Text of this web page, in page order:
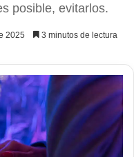
posible, evitarlos.
2025 3 minutos de lectura